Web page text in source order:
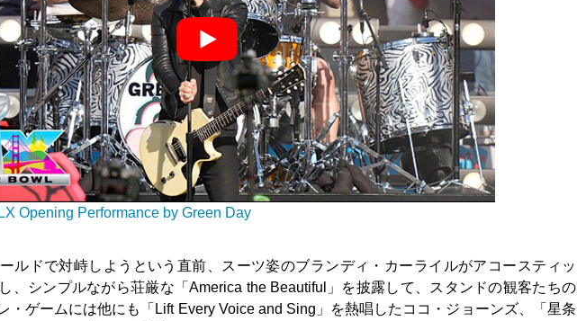
Opening Performance by Green Day
ルドで対峙しようという直前、スーツ姿のブランディ・カーライルがアコースティッ
、シンプルながら荘厳な「America the Beautiful」を披露して、スタンドの観客たちの
・ゲームには他にも「Lift Every Voice and Sing」を熱唱したココ・ジョーンズ、「星条